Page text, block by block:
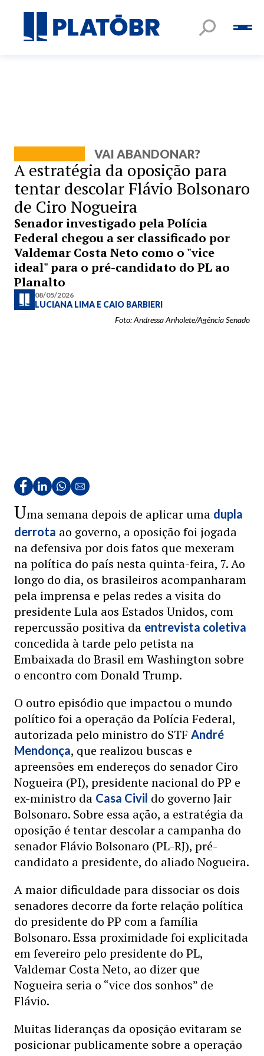
VAI ABANDONAR?
A estratégia da oposição para
tentar descolar Flávio Bolsonaro
de Ciro Nogueira
Senador investigado pela Polícia
Federal chegou a ser classificado por
Valdemar Costa Neto como o "vice
ideal" para o pré-candidato do PL ao
Planalto
08/05/2026
LUCIANA LIMA E CAIO BARBIERI
Foto: Andressa Anholete/Agência Senado
Uma semana depois de aplicar uma dupla
derrota ao governo, a oposição foi jogada
na defensiva por dois fatos que mexeram
na política do país nesta quinta-feira, 7. Ao
longo do dia, os brasileiros acompanharam
pela imprensa e pelas redes a visita do
presidente Lula aos Estados Unidos, com
repercussão positiva da entrevista coletiva
concedida à tarde pelo petista na
Embaixada do Brasil em Washington sobre
o encontro com Donald Trump.
O outro episódio que impactou o mundo
político foi a operação da Polícia Federal,
autorizada pelo ministro do STF André
Mendonça, que realizou buscas e
apreensões em endereços do senador Ciro
Nogueira (PI), presidente nacional do PP e
ex-ministro da Casa Civil do governo Jair
Bolsonaro. Sobre essa ação, a estratégia da
oposição é tentar descolar a campanha do
senador Flávio Bolsonaro (PL-RJ), pré-
candidato a presidente, do aliado Nogueira.
A maior dificuldade para dissociar os dois
senadores decorre da forte relação política
do presidente do PP com a família
Bolsonaro. Essa proximidade foi explicitada
em fevereiro pelo presidente do PL,
Valdemar Costa Neto, ao dizer que
Nogueira seria o “vice dos sonhos” de
Flávio.
Muitas lideranças da oposição evitaram se
posicionar publicamente sobre a operação